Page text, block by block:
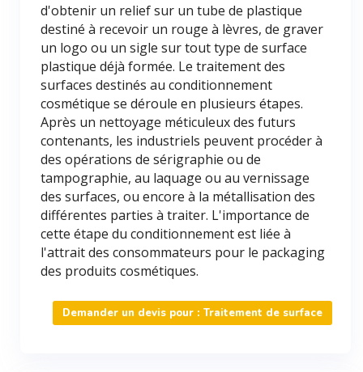
d'obtenir un relief sur un tube de plastique
destiné à recevoir un rouge à lèvres, de graver
un logo ou un sigle sur tout type de surface
plastique déjà formée. Le traitement des
surfaces destinés au conditionnement
cosmétique se déroule en plusieurs étapes.
Après un nettoyage méticuleux des futurs
contenants, les industriels peuvent procéder à
des opérations de sérigraphie ou de
tampographie, au laquage ou au vernissage
des surfaces, ou encore à la métallisation des
différentes parties à traiter. L'importance de
cette étape du conditionnement est liée à
l'attrait des consommateurs pour le packaging
des produits cosmétiques.
Demander un devis pour : Traitement de surface